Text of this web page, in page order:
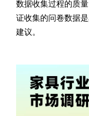
数据收集过程的质
证收集的问卷数据
建议。